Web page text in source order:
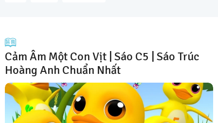
Cảm Âm Một Con Vịt | Sáo C5 | Sáo Trúc
Hoàng Anh Chuẩn Nhất